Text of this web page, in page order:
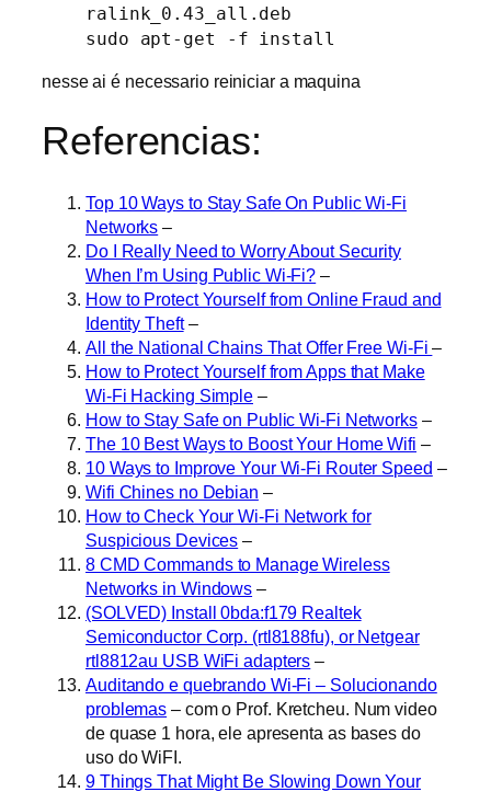
ralink_0.43_all.deb
sudo apt-get -f install
nesse ai é necessario reiniciar a maquina
Referencias:
Top 10 Ways to Stay Safe On Public Wi-Fi
Networks –
Do I Really Need to Worry About Security
When I’m Using Public Wi-Fi? –
How to Protect Yourself from Online Fraud and
Identity Theft–
All the National Chains That Offer Free Wi-Fi–
How to Protect Yourself from Apps that Make
Wi-Fi Hacking Simple –
How to Stay Safe on Public Wi-Fi Networks–
The 10 Best Ways to Boost Your Home Wifi –
10 Ways to Improve Your Wi-Fi Router Speed –
Wifi Chines no Debian –
How to Check Your Wi-Fi Network for
Suspicious Devices –
8 CMD Commands to Manage Wireless
Networks in Windows –
(SOLVED) Install 0bda:f179 Realtek
Semiconductor Corp. (rtl8188fu), or Netgear
rtl8812au USB WiFi adapters –
Auditando e quebrando Wi-Fi – Solucionando
problemas – com o Prof. Kretcheu. Num video
de quase 1 hora, ele apresenta as bases do
uso do WiFI.
9 Things That Might Be Slowing Down Your